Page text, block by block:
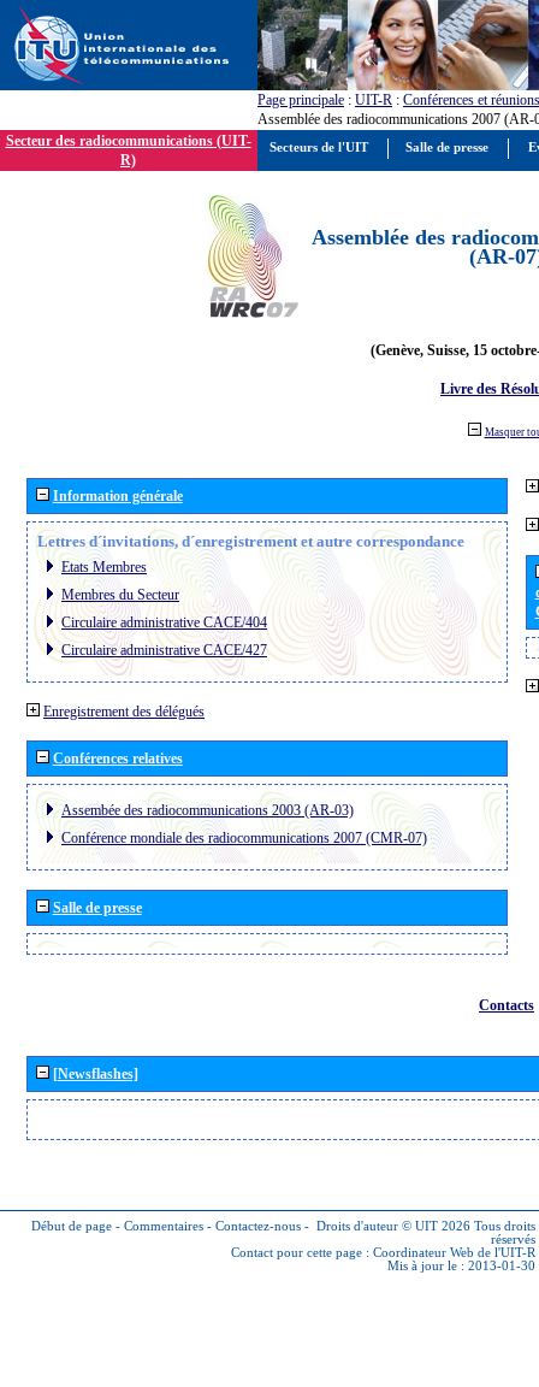
Page principale : UIT-R : Conférences et réunions
Assemblée des radiocommunications 2007 (AR-
Secteur des radiocommunications (UIT-
R)
Assemblée des
(AR-
(Genève, Suisse, 15
Livre des
Masquer
Information générale
Lettres d´invitations, d´enregistrement et autre correspondance
Etats Membres
Membres du Secteur
Circulaire administrative CACE/404
Circulaire administrative CACE/427
Enregistrement des délégués
Conférences relatives
Assembée des radiocommunications 2003 (AR-03)
Conférence mondiale des radiocommunications 2007 (CMR-07)
Salle de presse
Contacts
[Newsflashes]
Début de page - Commentaires - Contactez-nous - Droits d'auteur © UIT 2026 Tous droits
réservés
Contact pour cette page : Coordinateur Web de l'UIT-R
Mis à jour le : 2013-01-30
Secteurs de l'UIT Salle de presse